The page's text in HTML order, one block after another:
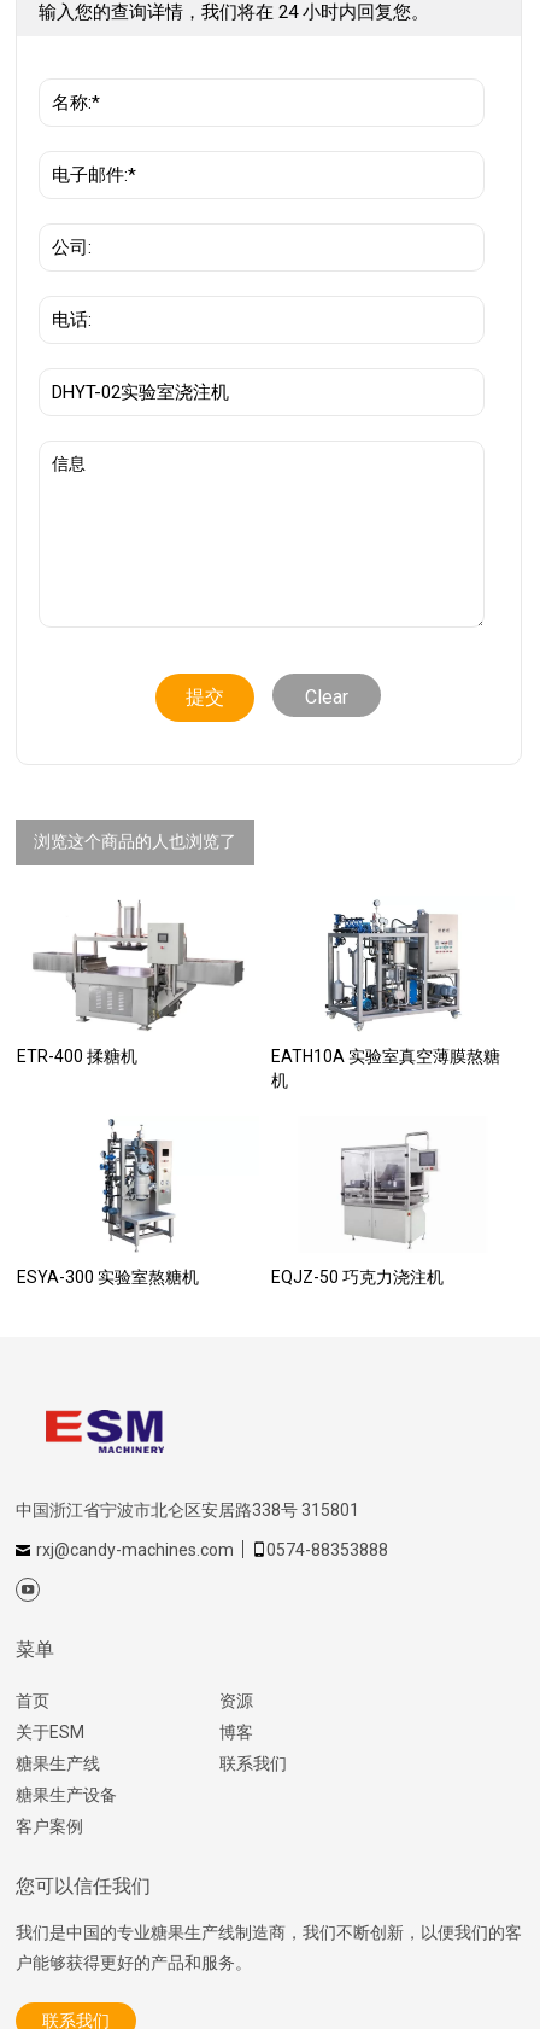
输入您的查询详情，我们将在 24 小时内回复您。
Clear
浏览这个商品的人也浏览了
ETR-400 揉糖机
EATH10A 实验室真空薄膜熬糖
机
ESYA-300 实验室熬糖机 EQJZ-50 巧克力浇注机
中国浙江省宁波市北仑区安居路338号 315801
rxj@candy-machines.com 0574-88353888
菜单
首页
关于ESM
糖果生产线
糖果生产设备
客户案例
资源
博客
联系我们
您可以信任我们
我们是中国的专业糖果生产线制造商，我们不断创新，以便我们的客
户能够获得更好的产品和服务。
联系我们